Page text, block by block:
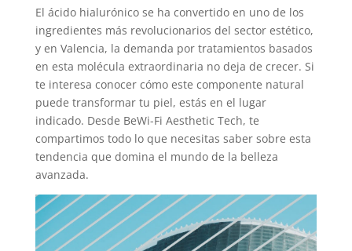
El ácido hialurónico se ha convertido en uno de los
ingredientes más revolucionarios del sector estético,
y en Valencia, la demanda por tratamientos basados
en esta molécula extraordinaria no deja de crecer. Si
te interesa conocer cómo este componente natural
puede transformar tu piel, estás en el lugar
indicado. Desde BeWi-Fi Aesthetic Tech, te
compartimos todo lo que necesitas saber sobre esta
tendencia que domina el mundo de la belleza
avanzada.